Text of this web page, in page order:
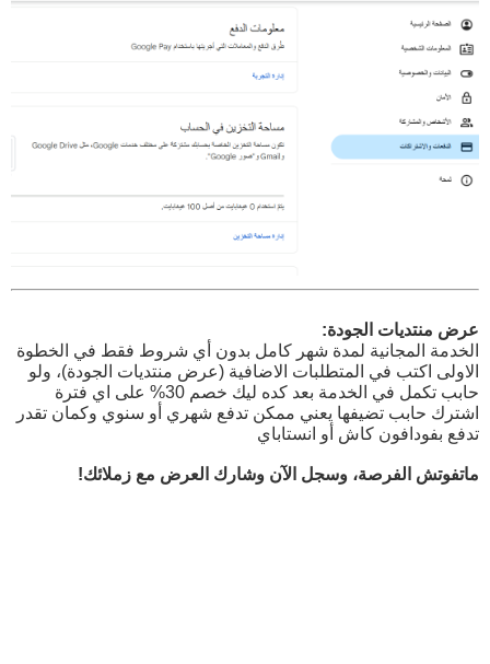
عرض منتديات الجودة:
الخدمة المجانية لمدة شهر كامل بدون أي شروط فقط في الخطوة
الاولى اكتب في المتطلبات الاضافية (عرض منتديات الجودة)، ولو
حابب تكمل في الخدمة بعد كده ليك خصم 30% على اي فترة
اشترك حابب تضيفها يعني ممكن تدفع شهري أو سنوي وكمان تقدر
تدفع بفودافون كاش أو انستاباي
ماتفوتش الفرصة، وسجل الآن وشارك العرض مع زملائك!